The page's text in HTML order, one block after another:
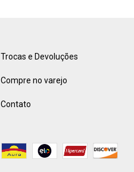
Trocas e Devoluções
Compre no varejo
Contato